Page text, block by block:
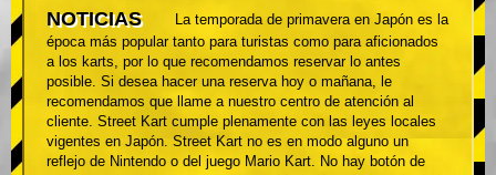
NOTICIAS
La temporada de primavera en Japón es la
época más popular tanto para turistas como para aficionados
a los karts, por lo que recomendamos reservar lo antes
posible. Si desea hacer una reserva hoy o mañana, le
recomendamos que llame a nuestro centro de atención al
cliente. Street Kart cumple plenamente con las leyes locales
vigentes en Japón. Street Kart no es en modo alguno un
reflejo de Nintendo o del juego Mario Kart. No hay botón de